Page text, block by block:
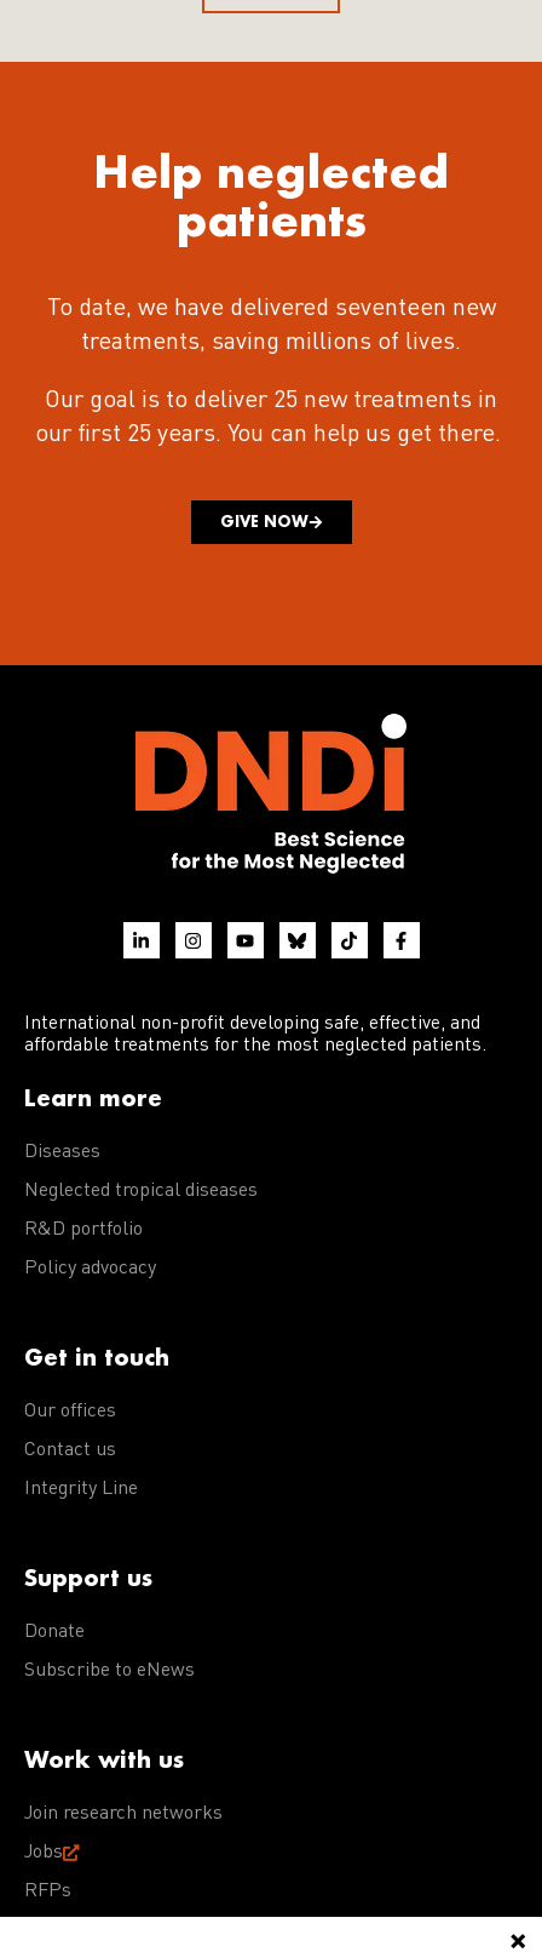
Help neglected
patients
To date, we have delivered seventeen new
treatments, saving millions of lives.
Our goal is to deliver 25 new treatments in
our first 25 years. You can help us get there.
GIVE NOW
International non-profit developing safe, effective, and
affordable treatments for the most neglected patients.
Learn more
Diseases
Neglected tropical diseases
R&D portfolio
Policy advocacy
Get in touch
Our offices
Contact us
Integrity Line
Support us
Donate
Subscribe to eNews
Work with us
Join research networks
Jobs
RFPs